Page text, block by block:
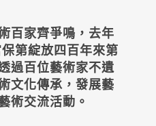
百家齊爭鳴，去年
第綻放四百年來第
過百位藝術家不遺
文化傳承，發展藝
術交流活動。